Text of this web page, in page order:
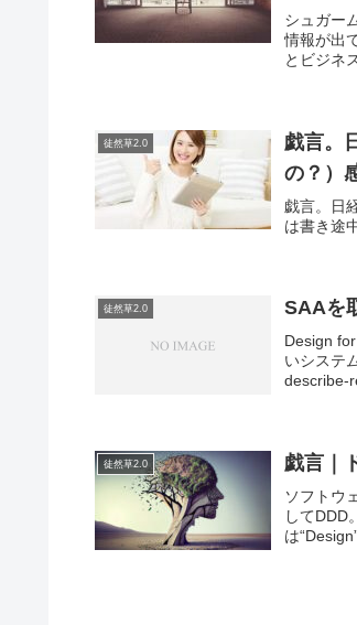
シュガー
情報が出
とビジネ
徒然草2.0
戯言。
の？）
戯言。日
は書き途
徒然草2.0 SAAを
Design
いシステ
describe-
徒然草2.0 戯言｜
ソフトウ
してDDD
は